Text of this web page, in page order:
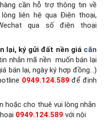
cần hỗ trợ thông tin về
lòng liên hệ qua Điện thoại,
qua số điện thoại
lại, ký gửi đất nền giá căn
nhắn mã nền muốn bán lại
bán lại, ngày ký hợp đồng…)
0949.124.589để định
hoặc cho thuê vui lòng nhắn
0949.124.589 với nội